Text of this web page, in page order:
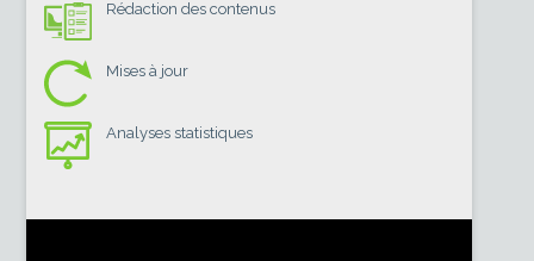
Rédaction des contenus
Mises à jour
Analyses statistiques